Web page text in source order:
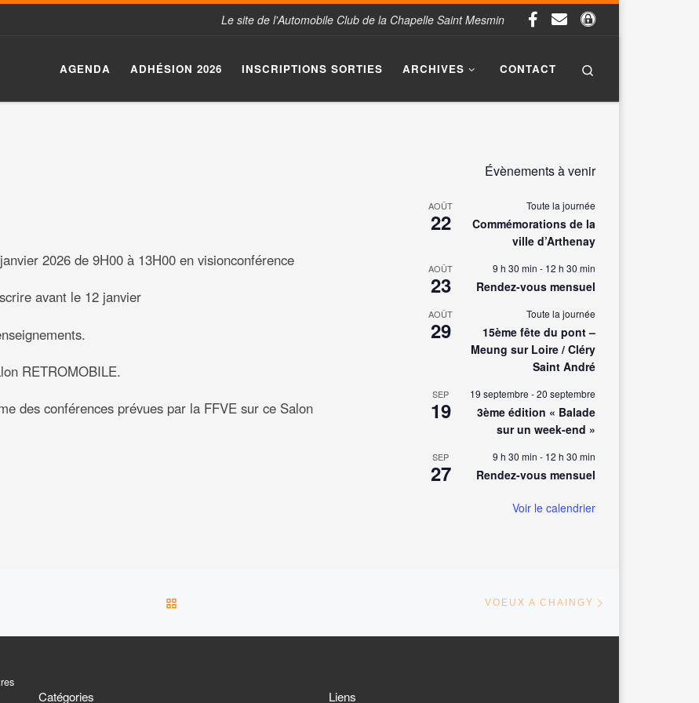
Le site de l'Automobile Club de la Chapelle Saint Mesmin
AGENDA ADHÉSION 2026 INSCRIPTIONS SORTIES ARCHIVES CONTACT
2026 de 9H00 à 13H00 en visionconférence
avant le 12 janvier
RETROMOBILE.
des conférences prévues par la FFVE sur ce Salon
Évènements à venir
AOÛT
22
Toute la journée
Commémorations de la
ville d’Arthenay
AOÛT
23
9 h 30 min - 12 h 30 min
Rendez-vous mensuel
AOÛT
29
Toute la journée
15ème fête du pont –
Meung sur Loire / Cléry
Saint André
SEP
19
19 septembre -20 septembre
3ème édition « Balade
sur un week-end »
SEP
27
9 h 30 min - 12 h 30 min
Rendez-vous mensuel
Voir le calendrier
VOEUX A CHAINGY
Catégories Liens